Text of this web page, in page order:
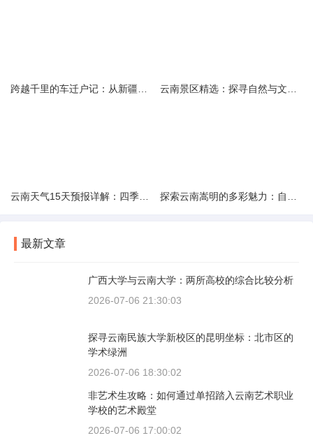
最新文章
广西大学与云南大学：两所高校的综合比较分析
2026-07-06 21:30:03
探寻云南民族大学新校区的昆明坐标：北市区的
学术绿洲
2026-07-06 18:30:02
非艺术生攻略：如何通过单招踏入云南艺术职业
学校的艺术殿堂
2026-07-06 17:00:02